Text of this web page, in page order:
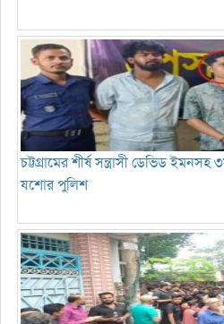
চট্টগ্রামের শীর্ষ সন্ত্রাসী ডেভিড
যশোর পুলিশ